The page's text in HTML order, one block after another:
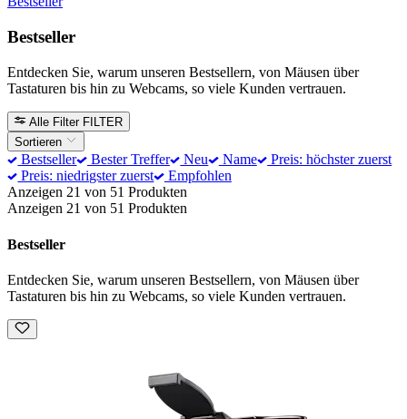
Bestseller
Entdecken Sie, warum unseren Bestsellern, von Mäusen über
Tastaturen bis hin zu Webcams, so viele Kunden vertrauen.
Alle Filter FILTER
Sortieren
Bestseller Bester Treffer Neu Name
Preis: höchster zuerst
Preis: niedrigster zuerst
Empfohlen
Anzeigen 21 von 51 Produkten
Anzeigen 21 von 51 Produkten
Bestseller
Entdecken Sie, warum unseren Bestsellern, von Mäusen über
Tastaturen bis hin zu Webcams, so viele Kunden vertrauen.